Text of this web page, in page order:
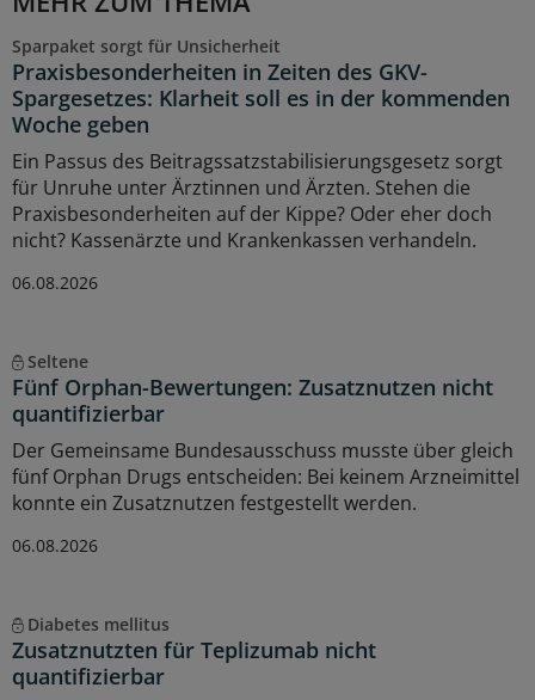
Sparpaket sorgt für Unsicherheit
Praxisbesonderheiten in Zeiten des GKV-
Spargesetzes: Klarheit soll es in der kommenden
Woche geben
Ein Passus des Beitragssatzstabilisierungsgesetz sorgt
für Unruhe unter Ärztinnen und Ärzten. Stehen die
Praxisbesonderheiten auf der Kippe? Oder eher doch
nicht? Kassenärzte und Krankenkassen verhandeln.
06.08.2026
Seltene
Fünf Orphan-Bewertungen: Zusatznutzen nicht
quantifizierbar
Der Gemeinsame Bundesausschuss musste über gleich
fünf Orphan Drugs entscheiden: Bei keinem Arzneimittel
konnte ein Zusatznutzen festgestellt werden.
06.08.2026
Diabetes mellitus
Zusatznutzten für Teplizumab nicht
quantifizierbar